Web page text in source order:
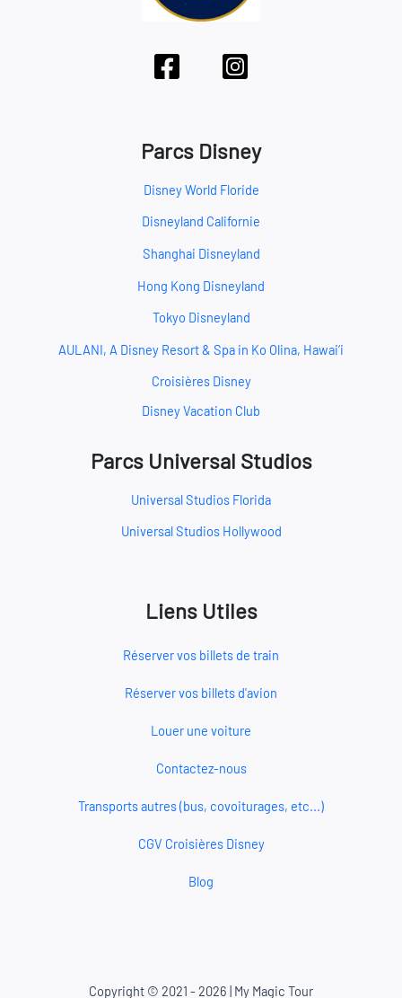
Parcs Disney
Disney World Floride
Disneyland Californie
Shanghai Disneyland
Hong Kong Disneyland
Tokyo Disneyland
AULANI, A Disney Resort & Spa in Ko Olina, Hawai‘i
Croisières Disney
Disney Vacation Club
Parcs Universal Studios
Universal Studios Florida
Universal Studios Hollywood
Liens Utiles
Réserver vos billets de train
Réserver vos billets d'avion
Louer une voiture
Contactez-nous
Transports autres (bus, covoiturages, etc...)
CGV Croisières Disney
Blog
Copyright © 2021 - 2026 | My Magic Tour